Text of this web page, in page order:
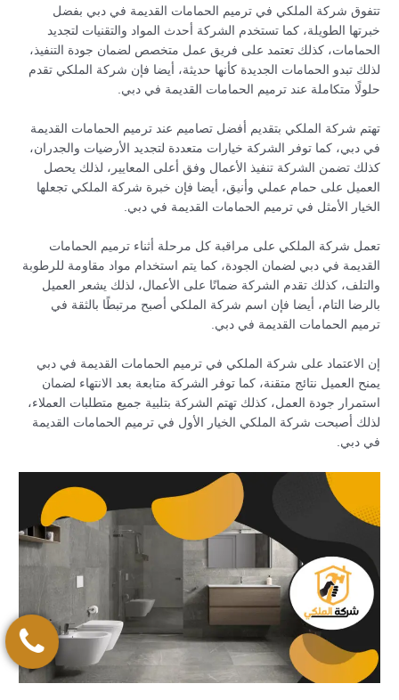
تتفوق شركة الملكي في ترميم الحمامات القديمة في دبي بفضل
خبرتها الطويلة، كما تستخدم الشركة أحدث المواد والتقنيات لتجديد
الحمامات، كذلك تعتمد على فريق عمل متخصص لضمان جودة التنفيذ،
لذلك تبدو الحمامات الجديدة كأنها حديثة، أيضا فإن شركة الملكي تقدم
حلولًا متكاملة عند ترميم الحمامات القديمة في دبي.
تهتم شركة الملكي بتقديم أفضل تصاميم عند ترميم الحمامات القديمة
في دبي، كما توفر الشركة خيارات متعددة لتجديد الأرضيات والجدران،
كذلك تضمن الشركة تنفيذ الأعمال وفق أعلى المعايير، لذلك يحصل
العميل على حمام عملي وأنيق، أيضا فإن خبرة شركة الملكي تجعلها
الخيار الأمثل في ترميم الحمامات القديمة في دبي.
تعمل شركة الملكي على مراقبة كل مرحلة أثناء ترميم الحمامات
القديمة في دبي لضمان الجودة، كما يتم استخدام مواد مقاومة للرطوبة
والتلف، كذلك تقدم الشركة ضمانًا على الأعمال، لذلك يشعر العميل
بالرضا التام، أيضا فإن اسم شركة الملكي أصبح مرتبطًا بالثقة في
ترميم الحمامات القديمة في دبي.
إن الاعتماد على شركة الملكي في ترميم الحمامات القديمة في دبي
يمنح العميل نتائج متقنة، كما توفر الشركة متابعة بعد الانتهاء لضمان
استمرار جودة العمل، كذلك تهتم الشركة بتلبية جميع متطلبات العملاء،
لذلك أصبحت شركة الملكي الخيار الأول في ترميم الحمامات القديمة
في دبي.